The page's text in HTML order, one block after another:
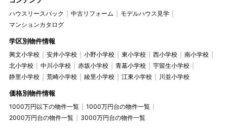
ハウスリースバック 中古リフォーム
モデルハウス見学
マンションカタログ
学区別物件情報
興文小学校 安井小学校 小野小学校 東小学校 西小学校
南小学校
北小学校
中川小学校 赤坂小学校 青墓小学校
宇留生小学校
静里小学校
荒崎小学校 綾里小学校 江東小学校 川並小学校
価格別物件情報
1000万円以下の物件一覧
1000万円台の物件一覧
2000万円台の物件一覧
3000万円台の物件一覧